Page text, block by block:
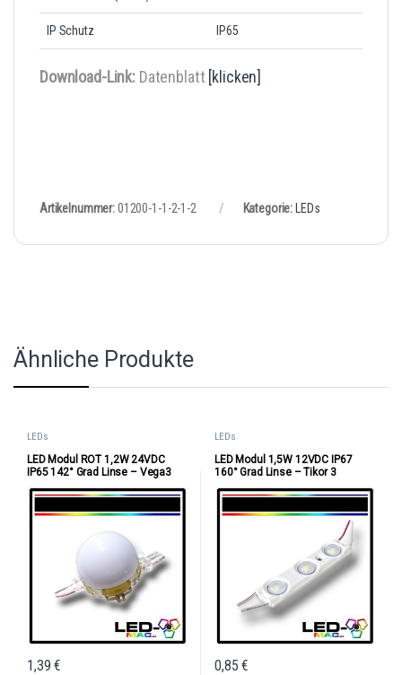
IP Schutz IP65
Download-Link: Datenblatt [klicken]
Artikelnummer:01200-1-1-2-1-2 Kategorie: LEDs
Ähnliche Produkte
LEDs
LED Modul ROT 1,2W 24VDC
IP65 142° Grad Linse – Vega3
1,39€
LEDs
LED Modul 1,5W 12VDC IP67
160° Grad Linse – Tikor 3
0,85€